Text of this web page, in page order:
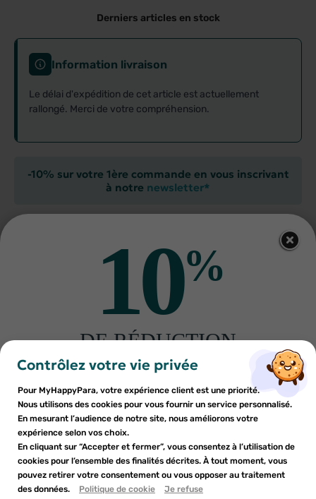
Derniers articles en stock
Information livraison
Le délai d'expédition de cet article est actuellement
rallongé. Merci de votre compréhension.
-10% sur votre 1ère commande en vous inscrivant
à notre newsletter*
Voir conditions
PAIEMENT SÉCURISÉ
PARAPHARMACIE FRANÇAISE
Indications
Conditions d'utilisation
Ajouter à ma liste d'envies ×
add_circle_outline
Créer une nouvelle liste
×
Nom de la liste d'envies
Annuler
Créer une liste d'envies
×
Vous devez être connecté pour ajouter des produits à votre
liste d'envies.
Annuler
Connexion
Contrôlez votre vie privée
Pour MyHappyPara, votre expérience client est une priorité.
Nous utilisons des cookies pour vous fournir un service personnalisé.
En mesurant l’audience de notre site, nous améliorons votre
expérience selon vos choix.
En cliquant sur “Accepter et fermer”, vous consentez à l’utilisation de
cookies pour l’ensemble des finalités décrites. À tout moment, vous
pouvez retirer votre consentement ou vous opposer au traitement
des données.
Politique de cookie Je refuse
10%
DE RÉDUCTION
sur votre première commande
Inscrivez-vous à notre newsletter et profitez
d'une réduction sur votre première commande*
En soumettant ce formulaire, j'accepte que les
informations saisies soient utilisées dans le cadre de